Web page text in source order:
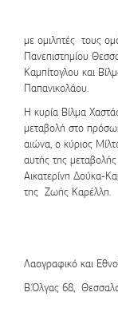
με ομιλητές τους
Πανεπιστημίου
Καμπίτογλου και
Παπανικολάου.
Η κυρία Βίλμα
μεταβολή στο
αιώνα, ο κύριος
αυτής της
Αικατερίνη Δούκα-
της Ζωής Καρέλλη.
Λαογραφικό και
Β.Όλγας 68,